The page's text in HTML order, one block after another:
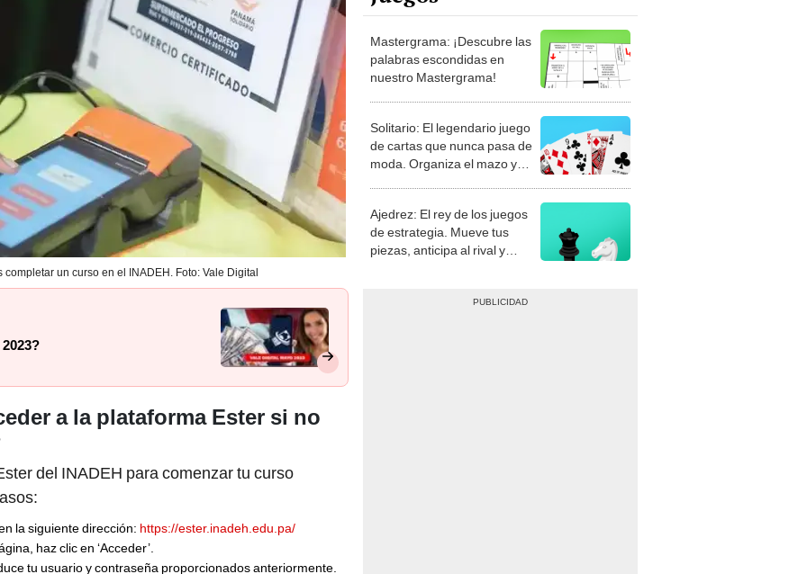
un curso en el INADEH. Foto: Vale Digital
a la plataforma Ester si no
del INADEH para comenzar tu curso
la siguiente dirección: https://ester.inadeh.edu.pa/
haz clic en ‘Acceder’.
tu usuario y contraseña proporcionados anteriormente.
Mastergrama: ¡Descubre las
palabras escondidas en
nuestro Mastergrama!
Solitario: El legendario juego
de cartas que nunca pasa de
moda. Organiza el mazo y
Ajedrez: El rey de los juegos
de estrategia. Mueve tus
piezas, anticipa al rival y